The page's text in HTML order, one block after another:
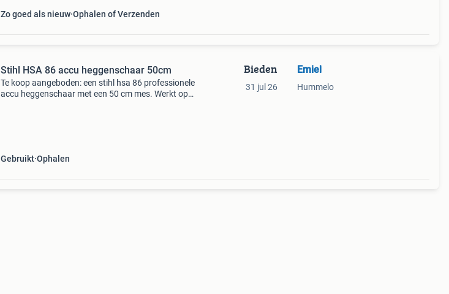
Zo goed als nieuw Ophalen of Verzenden
Stihl HSA 86 accu heggenschaar 50cm
Te koop aangeboden: een stihl hsa 86 professionele
accu heggenschaar met een 50 cm mes. Werkt op
Gebruikt Ophalen
Bieden
31 jul 26
Emiel
Hummelo